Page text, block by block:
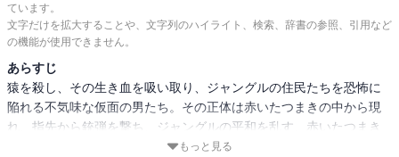
ています。
文字だけを拡大することや、文字列のハイライト、検索、辞書の参照、引用など
の機能が使用できません。
あらすじ
猿を殺し、その生き血を吸い取り、ジャングルの住民たちを恐怖に
陥れる不気味な仮面の男たち。その正体は赤いたつまきの中から現
れ、指先から銃弾を撃ち、ジャングルの平和を乱す、赤いたつまき
一味。少年ハリマオは一味を探るべく、シンガポールの化学研究所
もっと見る